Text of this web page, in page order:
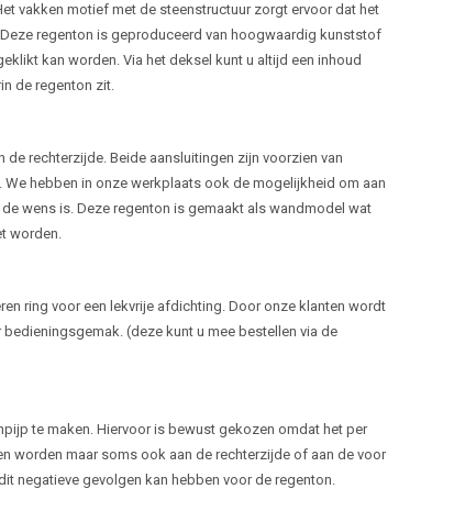
vakken motief met de steenstructuur zorgt ervoor dat het
regenton is geproduceerd van hoogwaardig kunststof
kan worden. Via het deksel kunt u altijd een inhoud
de regenton zit.
rechterzijde. Beide aansluitingen zijn voorzien van
hebben in onze werkplaats ook de mogelijkheid om aan
wens is. Deze regenton is gemaakt als wandmodel wat
worden.
ring voor een lekvrije afdichting. Door onze klanten wordt
(deze kunt u mee bestellen via de
te maken. Hiervoor is bewust gekozen omdat het per
worden maar soms ook aan de rechterzijde of aan de voor
negatieve gevolgen kan hebben voor de regenton.